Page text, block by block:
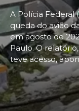
A Polícia Federal
queda do avião
em agosto de
Paulo. O
teve acesso,